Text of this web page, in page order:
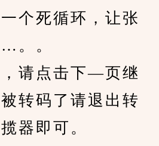
个死循环，让张
。。
请点击下—页继
转码了请退出转
器即可。